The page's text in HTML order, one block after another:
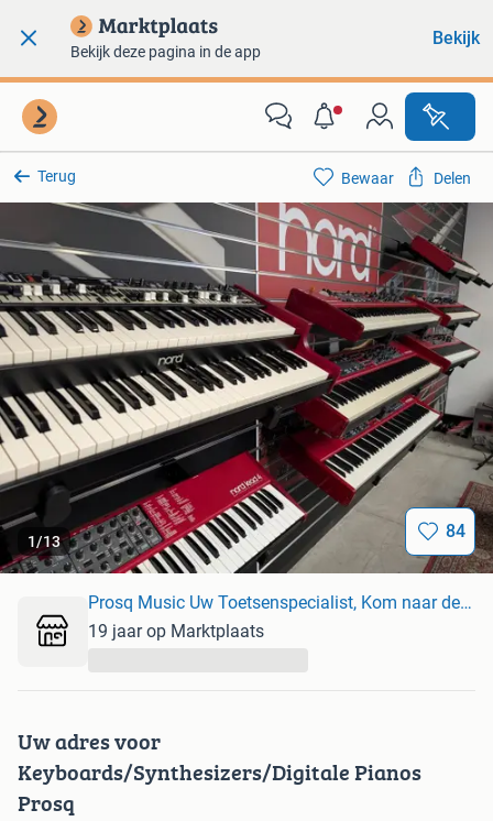
Bekijk deze pagina in de app
Bekijk
Terug
1/13 84
Bewaar Delen
Uw adres voor
Keyboards/Synthesizers/Digitale Pianos
Prosq
Prosq Music Uw Toetsenspecialist, Kom naar de Showroom!
19 jaar op Marktplaats